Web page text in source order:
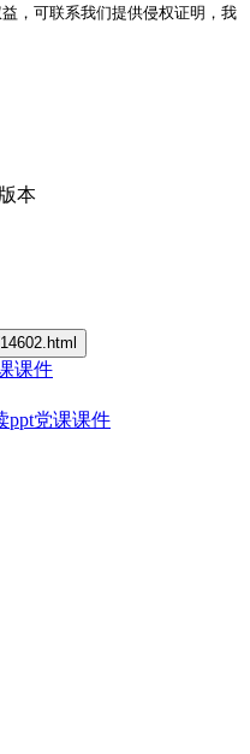
，可联系我们提供侵权证明，我
本
课件
ppt党课课件